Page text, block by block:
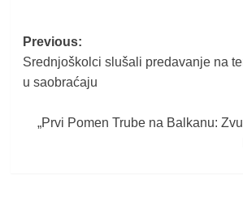
Post
navigation
Previous:
Srednjoškolci slušali predavanje na
u saobraćaju
„Prvi Pomen Trube na Balkanu: